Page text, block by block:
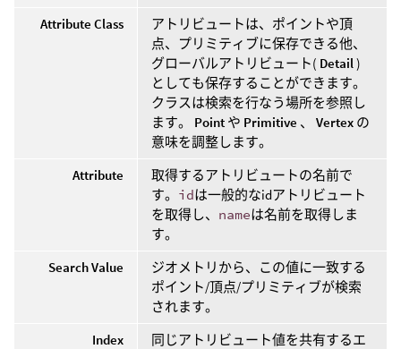
Attribute Class
アトリビュートは、ポイントや頂
点、プリミティブに保存できる他、
グローバルアトリビュート( Detail )
としても保存することができます。
クラスは検索を行なう場所を参照し
ます。 Point や Primitive 、 Vertex の
意味を調整します。
Attribute
取得するアトリビュートの名前で
す。 idは一般的なidアトリビュート
を取得し、 nameは名前を取得しま
す。
Search Value
ジオメトリから、この値に一致する
ポイント/頂点/プリミティブが検索
されます。
Index
同じアトリビュート値を共有するエ